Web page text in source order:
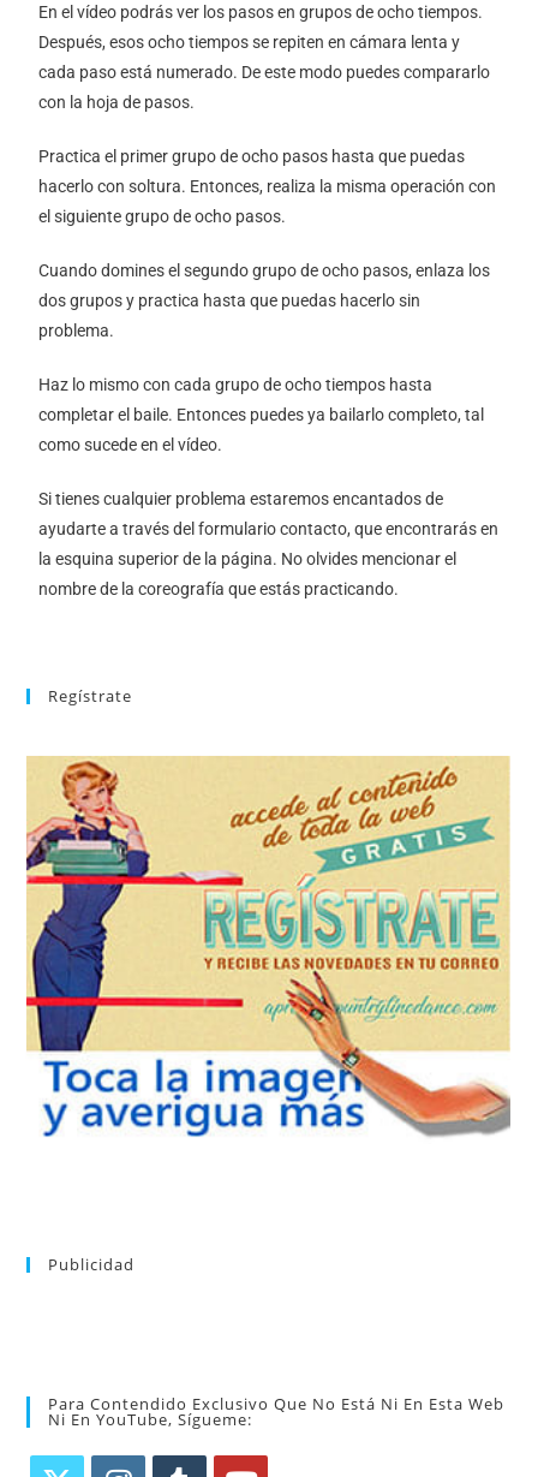
En el vídeo podrás ver los pasos en grupos de ocho tiempos.
Después, esos ocho tiempos se repiten en cámara lenta y
cada paso está numerado. De este modo puedes compararlo
con la hoja de pasos.
Practica el primer grupo de ocho pasos hasta que puedas
hacerlo con soltura. Entonces, realiza la misma operación con
el siguiente grupo de ocho pasos.
Cuando domines el segundo grupo de ocho pasos, enlaza los
dos grupos y practica hasta que puedas hacerlo sin
problema.
Haz lo mismo con cada grupo de ocho tiempos hasta
completar el baile. Entonces puedes ya bailarlo completo, tal
como sucede en el vídeo.
Si tienes cualquier problema estaremos encantados de
ayudarte a través del formulario contacto, que encontrarás en
la esquina superior de la página. No olvides mencionar el
nombre de la coreografía que estás practicando.
Regístrate
Tras registrarte tendrás acceso completo a la web. Puedes
consultar el directorio alfabético de vídeos tutoriales y
aprender la coreografía que más te apetezca. Recibirás en tu
correo la newsletter con las novedades tanto en el blog, como
de nuevos bailes. En cualquier momento puedes dar de baja
tu suscripción a la newsletter sin dejar de estar registrado.
REGÍSTRATE
Publicidad
Para Contendido Exclusivo Que No Está Ni En Esta Web
Ni En YouTube, Sígueme: